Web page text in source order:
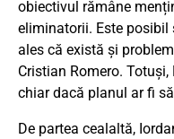
obiectivul rămâne
eliminatorii. Este
ales că există și
Cristian Romero.
chiar dacă planul ar fi
De partea cealaltă,